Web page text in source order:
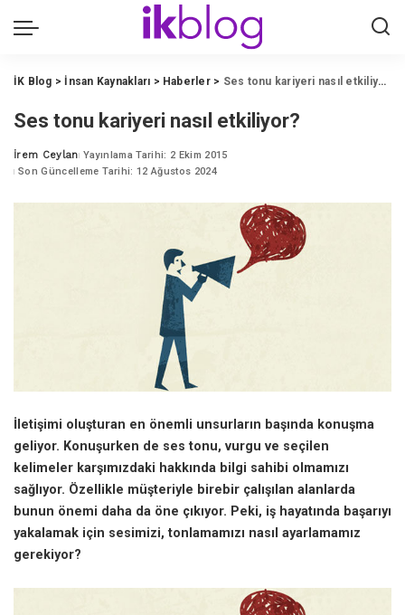
İK Blog > İnsan Kaynakları > Haberler> Ses tonu kariyeri nasıl etkiliyor?
Ses tonu kariyeri nasıl etkiliyor?
Posted
by
İrem Ceylan Yayınlama Tarihi: 2 Ekim 2015
Son Güncelleme Tarihi: 12 Ağustos 2024
İletişimi oluşturan en önemli unsurların başında konuşma
geliyor. Konuşurken de ses tonu, vurgu ve seçilen
kelimeler karşımızdaki hakkında bilgi sahibi olmamızı
sağlıyor. Özellikle müşteriyle birebir çalışılan alanlarda
bunun önemi daha da öne çıkıyor. Peki, iş hayatında başarıyı
yakalamak için sesimizi, tonlamamızı nasıl ayarlamamız
gerekiyor?